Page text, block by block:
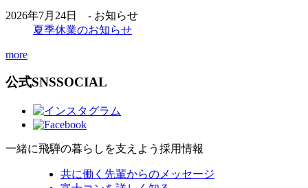
2026年7月24日 - お知らせ
夏季休業のお知らせ
more
公式SNSSOCIAL
一緒に飛騨の暮らしを支えよう 採用情報
共に働く先輩からのメッセージ